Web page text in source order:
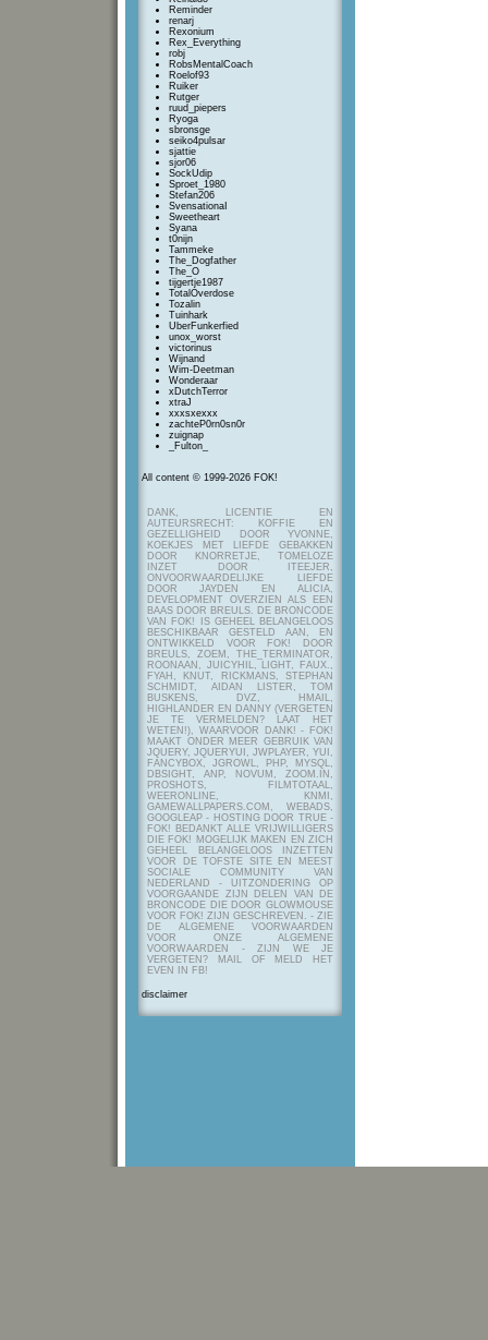
Reminder
renarj
Rexonium
Rex_Everything
robj
RobsMentalCoach
Roelof93
Ruiker
Rutger
ruud_piepers
Ryoga
sbronsge
seiko4pulsar
sjattie
sjor06
SockUdip
Sproet_1980
Stefan206
SvensationaI
Sweetheart
Syana
t0nijn
Tammeke
The_Dogfather
The_O
tijgertje1987
TotalOverdose
Tozalin
Tuinhark
UberFunkerfied
unox_worst
victorinus
Wijnand
Wim-Deetman
Wonderaar
xDutchTerror
xtraJ
xxxsxexxx
zachteP0rn0sn0r
zuignap
_Fulton_
All content © 1999-2026 FOK!
DANK, LICENTIE EN
AUTEURSRECHT: KOFFIE EN
GEZELLIGHEID DOOR YVONNE,
KOEKJES MET LIEFDE GEBAKKEN
DOOR KNORRETJE, TOMELOZE
INZET DOOR ITEEJER,
ONVOORWAARDELIJKE LIEFDE
DOOR JAYDEN EN ALICIA,
DEVELOPMENT OVERZIEN ALS EEN
BAAS DOOR BREULS. DE BRONCODE
VAN FOK! IS GEHEEL BELANGELOOS
BESCHIKBAAR GESTELD AAN, EN
ONTWIKKELD VOOR FOK! DOOR
BREULS, ZOEM, THE_TERMINATOR,
ROONAAN, JUICYHIL, LIGHT, FAUX.,
FYAH, KNUT, RICKMANS, STEPHAN
SCHMIDT, AIDAN LISTER, TOM
BUSKENS, DVZ, HMAIL,
HIGHLANDER EN DANNY (VERGETEN
JE TE VERMELDEN? LAAT HET
WETEN!), WAARVOOR DANK! - FOK!
MAAKT ONDER MEER GEBRUIK VAN
JQUERY, JQUERYUI, JWPLAYER, YUI,
FANCYBOX, JGROWL, PHP, MYSQL,
DBSIGHT, ANP, NOVUM, ZOOM.IN,
PROSHOTS, FILMTOTAAL,
WEERONLINE, KNMI,
GAMEWALLPAPERS.COM, WEBADS,
GOOGLEAP - HOSTING DOOR TRUE -
FOK! BEDANKT ALLE VRIJWILLIGERS
DIE FOK! MOGELIJK MAKEN EN ZICH
GEHEEL BELANGELOOS INZETTEN
VOOR DE TOFSTE SITE EN MEEST
SOCIALE COMMUNITY VAN
NEDERLAND - UITZONDERING OP
VOORGAANDE ZIJN DELEN VAN DE
BRONCODE DIE DOOR GLOWMOUSE
VOOR FOK! ZIJN GESCHREVEN. - ZIE
DE ALGEMENE VOORWAARDEN
VOOR ONZE ALGEMENE
VOORWAARDEN - ZIJN WE JE
VERGETEN? MAIL OF MELD HET
EVEN IN FB!
disclaimer